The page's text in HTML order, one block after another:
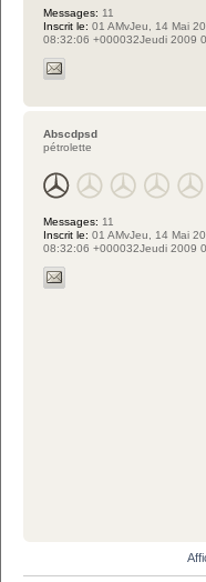
Messages: 11
Inscrit le: 01 AMvJeu, 14 Mai
08:32:06 +000032Jeudi 2009
Abscdpsd
pétrolette
Messages: 11
Inscrit le: 01 AMvJeu, 14 Mai
08:32:06 +000032Jeudi 2009